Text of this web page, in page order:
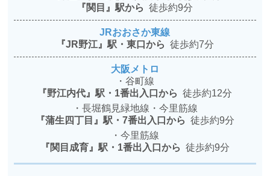
『関目』駅から徒歩約9分
JRおおさか東線
『JR野江』駅・東口から 徒歩約7分
大阪メトロ
・谷町線
『野江内代』駅・1番出入口から徒歩約12分
・長堀鶴見緑地線・今里筋線
『蒲生四丁目』駅・7番出入口から 徒歩約9分
・今里筋線
『関目成育』駅・1番出入口から 徒歩約9分